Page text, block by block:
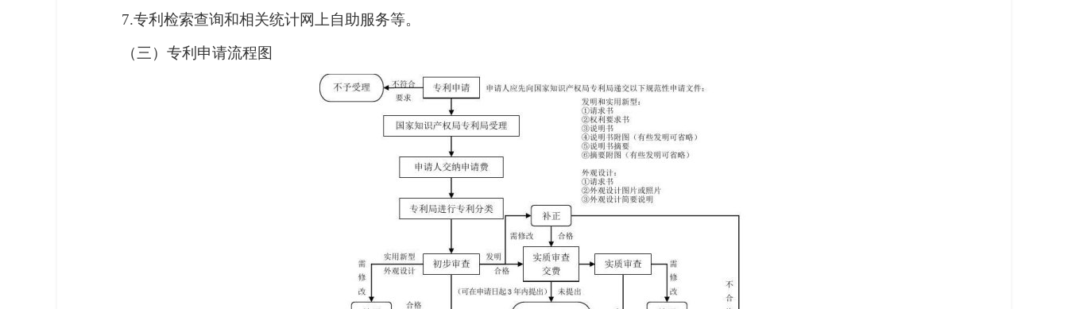
7.专利检索查询和相关统计网上自助服务等。
（三）专利申请流程图